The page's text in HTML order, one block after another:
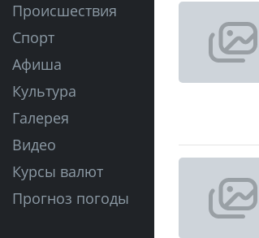
Происшествия
Спорт
Афиша
Культура
Галерея
Видео
Курсы валют
Прогноз погоды